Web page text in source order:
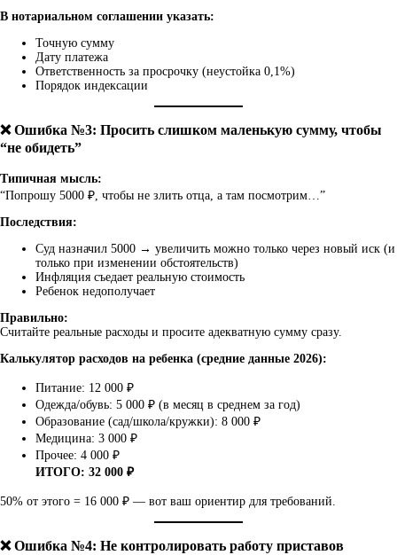
В нотариальном соглашении указать:
Точную сумму
Дату платежа
Ответственность за просрочку (неустойка 0,1%)
Порядок индексации
❌ Ошибка №3: Просить слишком маленькую сумму, чтобы
“не обидеть”
Типичная мысль:
“Попрошу 5000 ₽, чтобы не злить отца, а там посмотрим…”
Последствия:
Суд назначил 5000 → увеличить можно только через новый иск (и
только при изменении обстоятельств)
Инфляция съедает реальную стоимость
Ребенок недополучает
Правильно:
Считайте реальные расходы и просите адекватную сумму сразу.
Калькулятор расходов на ребенка (средние данные 2026):
Питание: 12 000 ₽
Одежда/обувь: 5 000 ₽ (в месяц в среднем за год)
Образование (сад/школа/кружки): 8 000 ₽
Медицина: 3 000 ₽
Прочее: 4 000 ₽
ИТОГО: 32 000 ₽
50% от этого = 16 000 ₽ — вот ваш ориентир для требований.
❌ Ошибка №4: Не контролировать работу приставов